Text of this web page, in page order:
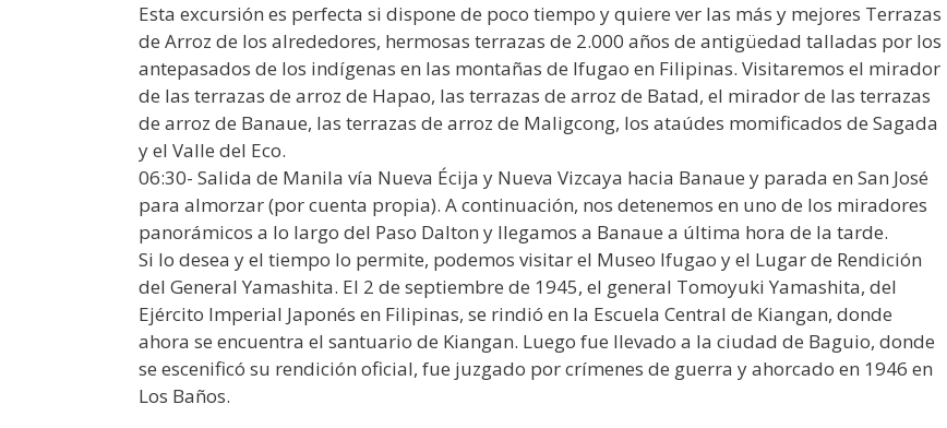
Esta excursión es perfecta si dispone de poco tiempo y quiere ver las más y mejores Terrazas
de Arroz de los alrededores, hermosas terrazas de 2.000 años de antigüedad talladas por los
antepasados de los indígenas en las montañas de Ifugao en Filipinas. Visitaremos el mirador
de las terrazas de arroz de Hapao, las terrazas de arroz de Batad, el mirador de las terrazas
de arroz de Banaue, las terrazas de arroz de Maligcong, los ataúdes momificados de Sagada
y el Valle del Eco.
06:30- Salida de Manila vía Nueva Écija y Nueva Vizcaya hacia Banaue y parada en San José
para almorzar (por cuenta propia). A continuación, nos detenemos en uno de los miradores
panorámicos a lo largo del Paso Dalton y llegamos a Banaue a última hora de la tarde.
Si lo desea y el tiempo lo permite, podemos visitar el Museo Ifugao y el Lugar de Rendición
del General Yamashita. El 2 de septiembre de 1945, el general Tomoyuki Yamashita, del
Ejército Imperial Japonés en Filipinas, se rindió en la Escuela Central de Kiangan, donde
ahora se encuentra el santuario de Kiangan. Luego fue llevado a la ciudad de Baguio, donde
se escenificó su rendición oficial, fue juzgado por crímenes de guerra y ahorcado en 1946 en
Los Baños.